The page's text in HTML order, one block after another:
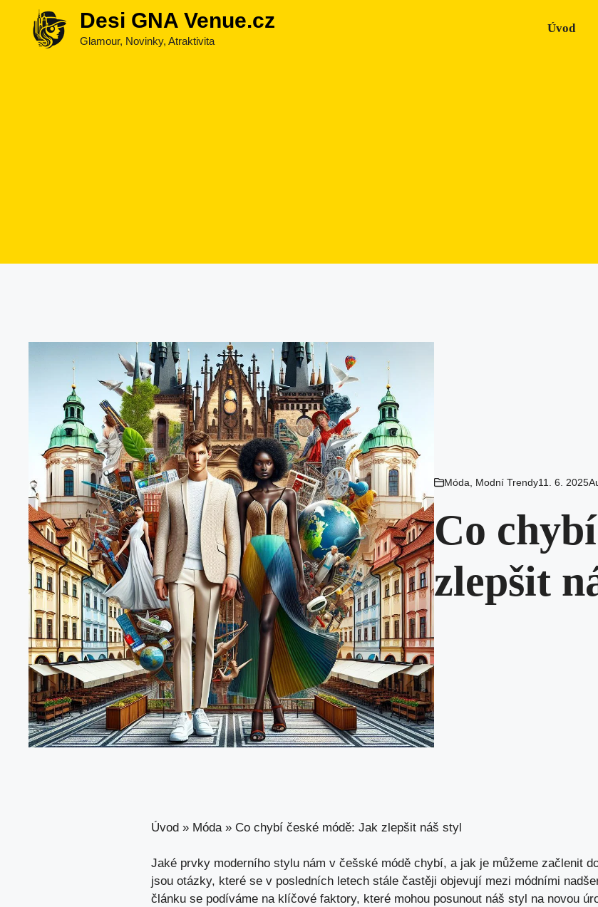
Přeskočit
Desi GNA Venue.cz
Glamour, Novinky, Atraktivita
Úvod
Móda Modní Trendy11. 6. 2025
Co
zlepšit
Úvod » Móda » Co chybí české módě: Jak zlepšit náš styl
Jaké prvky moderního stylu nám v češské módě chybí, a jak je můžeme začlenit
jsou otázky, které se v posledních letech stále častěji objevují mezi módními
článku se podíváme na klíčové faktory, které mohou posunout náš styl na novou